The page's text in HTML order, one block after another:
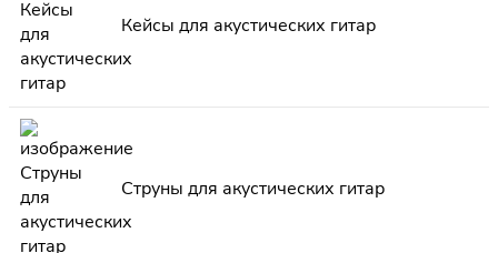
Кейсы для акустических гитар
Струны для акустических гитар